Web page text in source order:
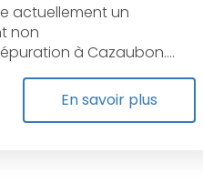
actuellement un
non
à Cazaubon....
En savoir plus